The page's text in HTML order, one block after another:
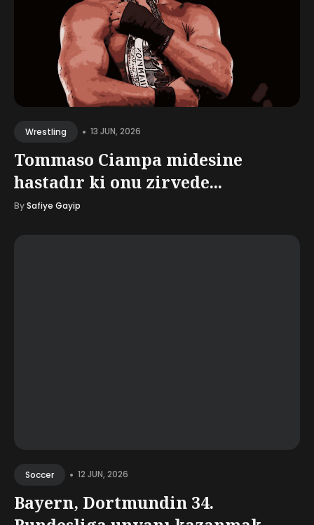
Wrestling • 13 JUN, 2026
Tommaso Ciampa midesine
hastadır ki onu zirvede...
BySafiye Gayip
Soccer • 12 JUN, 2026
Bayern, Dortmundin 34.